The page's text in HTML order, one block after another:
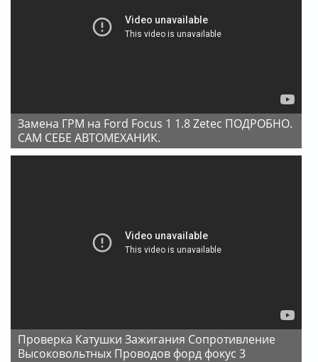
Замена ГРМ на Ford Focus 1 1.8 Zetec ПОДРОБНО.
САМ СЕБЕ АВТОМЕХАНИК.
Проверка Катушки Зажигания Сопротивление
Высоковольтных Проводов форд фокус 3